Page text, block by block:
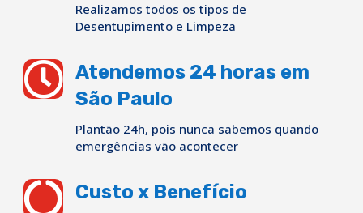
Realizamos todos os tipos de
Desentupimento e Limpeza
 Atendemos 24 horas em
São Paulo
Plantão 24h, pois nunca sabemos quando
emergências vão acontecer
 Custo x Benefício